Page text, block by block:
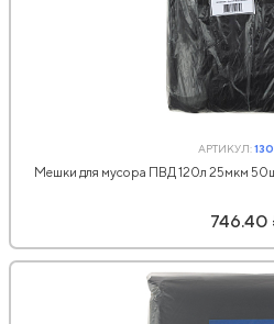
АРТИКУЛ:
Мешки для мусора ПВД 120л 25мкм
746.40